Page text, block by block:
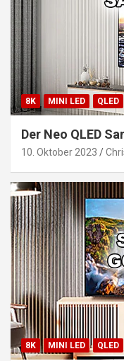
8K MINI LED QLED
Der Neo QLED
10. Oktober 2023
8K MINI LED QLED